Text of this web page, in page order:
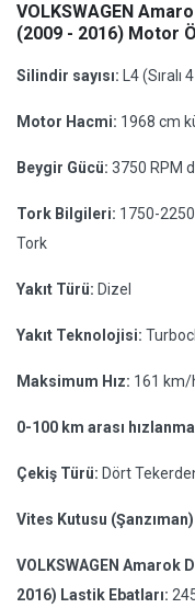
VOLKSWAGEN
(2009 - 2016) Motor
Silindir sayısı: L4 (Sıralı
Motor Hacmi: 1968 cm
Beygir Gücü: 3750 RPM
Tork Bilgileri: 1750-
Tork
Yakıt Türü: Dizel
Yakıt Teknolojisi:
Maksimum Hız: 161 km/
0-100 km arası
Çekiş Türü: Dört
Vites Kutusu
VOLKSWAGEN Amarok
2016) Lastik Ebatları: